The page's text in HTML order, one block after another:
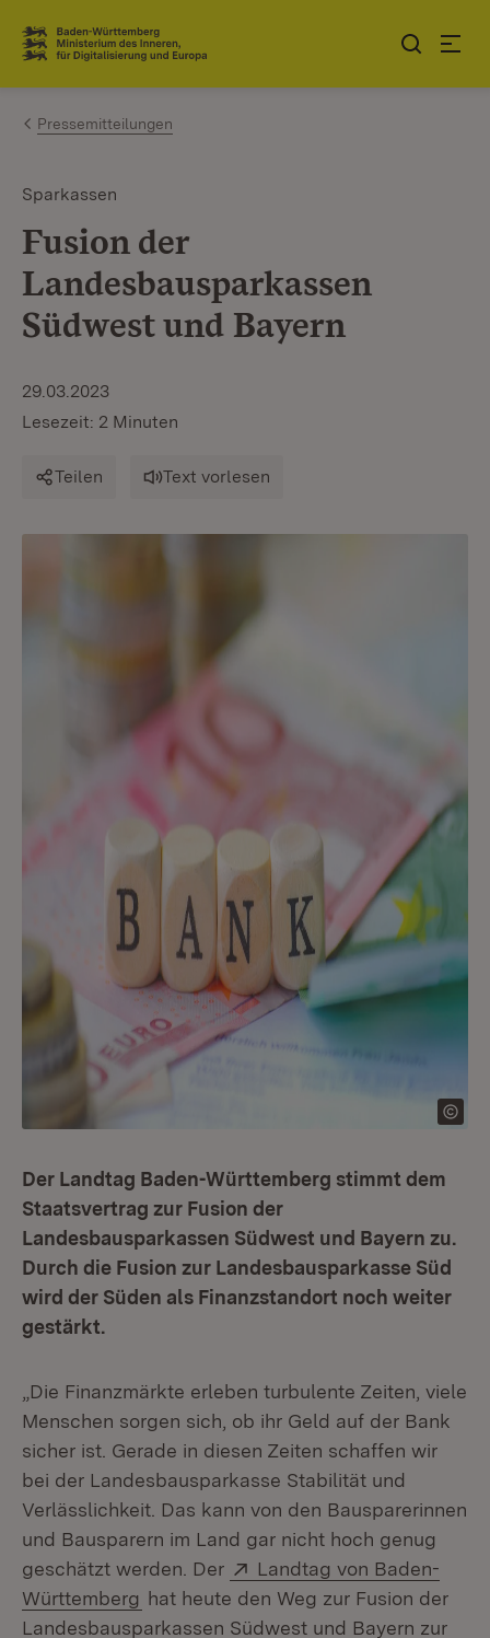
Zum Inhalt springen
Link zur Startseite
Pressemitteilungen
Sparkassen
Fusion der
Landesbausparkassen
Südwest und Bayern
29.03.2023
Lesezeit: 2 Minuten
Teilen Text vorlesen
Der Landtag Baden-Württemberg stimmt dem
Staatsvertrag zur Fusion der
Landesbausparkassen Südwest und Bayern zu.
Durch die Fusion zur Landesbausparkasse Süd
wird der Süden als Finanzstandort noch weiter
gestärkt.
„Die Finanzmärkte erleben turbulente Zeiten, viele
Menschen sorgen sich, ob ihr Geld auf der Bank
sicher ist. Gerade in diesen Zeiten schaffen wir
bei der Landesbausparkasse Stabilität und
Verlässlichkeit. Das kann von den Bausparerinnen
und Bausparern im Land gar nicht hoch genug
geschätzt werden. Der
Extern:
Landtag von Baden-
Württemberg (Öffnet in neuem Fenster)
hat heute den Weg zur Fusion der
Landesbausparkassen Südwest und Bayern zur